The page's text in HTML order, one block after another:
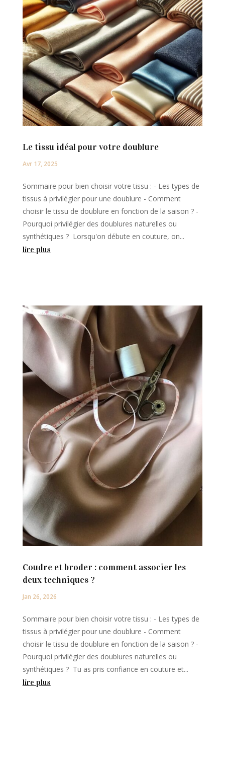
Le tissu idéal pour votre doublure
Avr 17, 2025
Sommaire pour bien choisir votre tissu : - Les types de
tissus à privilégier pour une doublure - Comment
choisir le tissu de doublure en fonction de la saison ? -
Pourquoi privilégier des doublures naturelles ou
synthétiques ? Lorsqu'on débute en couture, on...
lire plus
Coudre et broder : comment associer les
deux techniques ?
Jan 26, 2026
Sommaire pour bien choisir votre tissu : - Les types de
tissus à privilégier pour une doublure - Comment
choisir le tissu de doublure en fonction de la saison ? -
Pourquoi privilégier des doublures naturelles ou
synthétiques ? Tu as pris confiance en couture et...
lire plus